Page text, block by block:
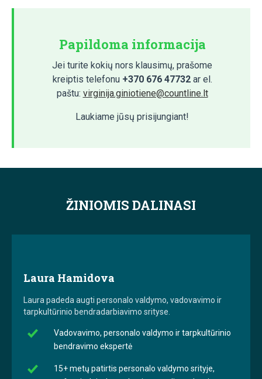
Papildoma informacija
Jei turite kokių nors klausimų, prašome
kreiptis telefonu +370 676 47732ar el.
paštu: virginija.giniotiene@countline.lt
Laukiame jūsų prisijungiant!
ŽINIOMIS DALINASI
Laura Hamidova
Laura padeda augti personalo valdymo, vadovavimo ir
tarpkultūrinio bendradarbiavimo srityse.
Vadovavimo, personalo valdymo ir tarpkultūrinio
bendravimo ekspertė
15+ metų patirtis personalo valdymo srityje,